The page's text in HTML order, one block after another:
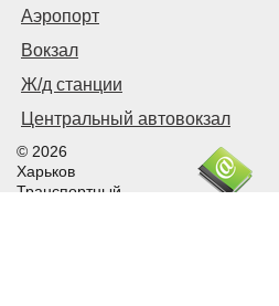
Аэропорт
Вокзал
Ж/д станции
Центральный автовокзал
© 2026
Харьков
Транспортный
Связаться с нами